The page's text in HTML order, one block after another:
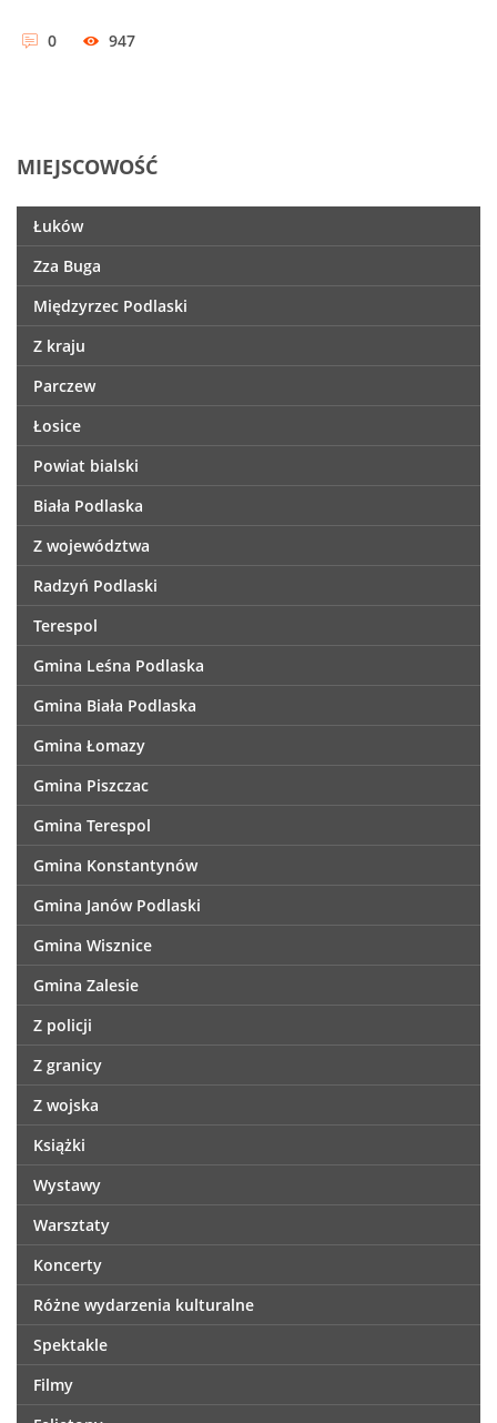
0 947
MIEJSCOWOŚĆ
Łuków
Zza Buga
Międzyrzec Podlaski
Z kraju
Parczew
Łosice
Powiat bialski
Biała Podlaska
Z województwa
Radzyń Podlaski
Terespol
Gmina Leśna Podlaska
Gmina Biała Podlaska
Gmina Łomazy
Gmina Piszczac
Gmina Terespol
Gmina Konstantynów
Gmina Janów Podlaski
Gmina Wisznice
Gmina Zalesie
Z policji
Z granicy
Z wojska
Książki
Wystawy
Warsztaty
Koncerty
Różne wydarzenia kulturalne
Spektakle
Filmy